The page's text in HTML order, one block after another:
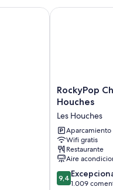
RockyPop
Chamonix
Les
Houches
Les
Houches
RockyPop
Houches
Les Houches
Wifi gratis
Restaurante
Aire
9.4
sobre
9,4
1.009
RockyPop